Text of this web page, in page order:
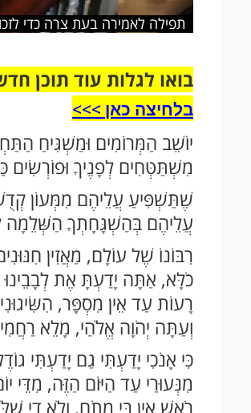
תפילה לאמירה בעת צרה כדי
בואו לגלות עוד תוכן
בלחיצה כאן >>>​
יוֹשֵׁב הַמְּרוֹמִים וּמַשְׁגִּיחַ
מִשְׁתַּטְּחִים לְפָנֶיךָ וּפוֹרְשִׂים
שֶׁתַּשְׁפִּיעַ עֲלֵיהֶם מִמְּעוֹן
עֲלֵיהֶם בְּהַשְׁגָּחָתְךָ הַשְּׁלֵמָה
רִבּוֹנוֹ שֶׁל עוֹלָם, מַאֲזִין
כֹלָּא, אַתָּה יָדַעְתָּ אֶת לְבָבֵינוּ
רָעוֹת עַד אֵין מִסְפָּר,
וְעַתָּה יְהֹוָה אֱלֹהַי, מָלֵא
כִּי אָנֹכִי יָדַעְתִּי גַם יָדַעְתִּי
מִנְּעוּרַי עַד הַיּוֹם הַזֶּה, מִדֵּי
רֹאשׁ אֵין בִּי מְתֹם, וְלֹא דַי